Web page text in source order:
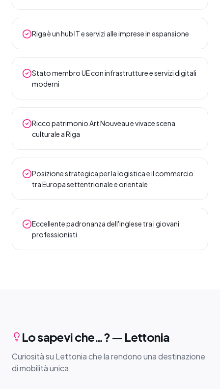
Riga è un hub IT e servizi alle imprese in espansione
Stato membro UE con infrastrutture e servizi digitali
moderni
Ricco patrimonio Art Nouveau e vivace scena
culturale a Riga
Posizione strategica per la logistica e il commercio
tra Europa settentrionale e orientale
Eccellente padronanza dell'inglese tra i giovani
professionisti
Lo sapevi che…? — Lettonia
Curiosità su Lettonia che la rendono una destinazione
di mobilità unica.